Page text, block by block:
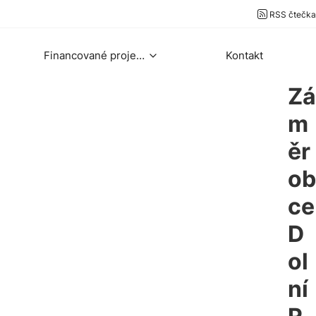
RSS čtečka
Financované projekty Kontakt
Zá
m
ěr
ob
ce
D
ol
ní